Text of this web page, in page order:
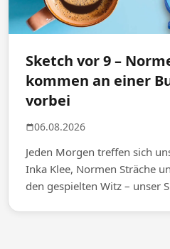
Sketch vor 9 –
kommen an einer
vorbei
06.08.2026
Jeden Morgen treffen sich
Inka Klee, Normen Sträche
den gespielten Witz – unser